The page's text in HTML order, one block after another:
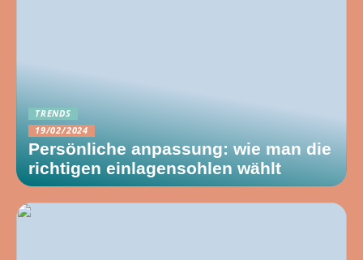
TRENDS
19/02/2024
Persönliche anpassung: wie man die
richtigen einlagensohlen wählt